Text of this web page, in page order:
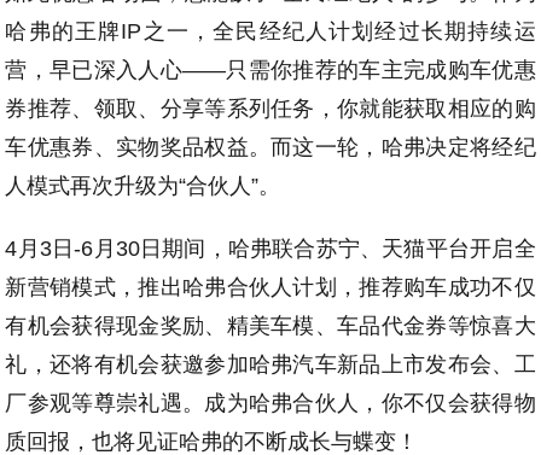
哈弗的王牌IP之一，全民经纪人计划经过长期持续运
营，早已深入人心——只需你推荐的车主完成购车优惠
券推荐、领取、分享等系列任务，你就能获取相应的购
车优惠券、实物奖品权益。而这一轮，哈弗决定将经纪
人模式再次升级为“合伙人”。
4月3日-6月30日期间，哈弗联合苏宁、天猫平台开启全
新营销模式，推出哈弗合伙人计划，推荐购车成功不仅
有机会获得现金奖励、精美车模、车品代金券等惊喜大
礼，还将有机会获邀参加哈弗汽车新品上市发布会、工
厂参观等尊崇礼遇。成为哈弗合伙人，你不仅会获得物
质回报，也将见证哈弗的不断成长与蝶变！